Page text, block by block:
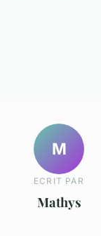
M
ECRIT PAR
Mathys